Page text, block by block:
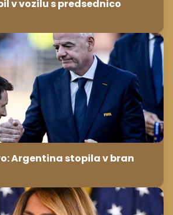
v vozilu s predsednico
Argentina stopila v bran